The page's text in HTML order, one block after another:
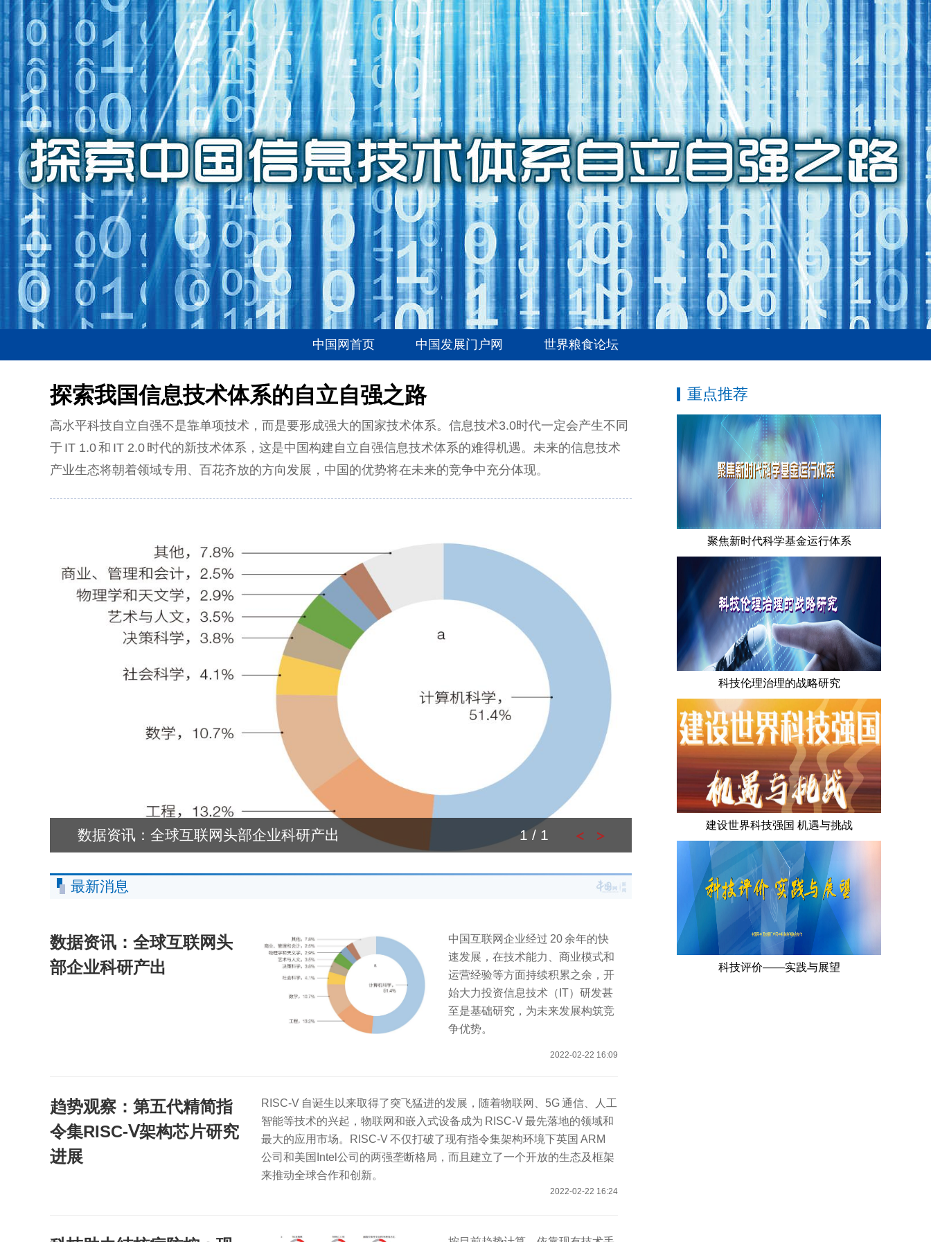
中国网首页 中国发展门户网 世界粮食论坛
探索我国信息技术体系的自立自强之路
高水平科技自立自强不是靠单项技术，而是要形成强大的国家技术体系。信息技术3.0时代一定会产生不同
于 IT 1.0 和 IT 2.0 时代的新技术体系，这是中国构建自立自强信息技术体系的难得机遇。未来的信息技术
产业生态将朝着领域专用、百花齐放的方向发展，中国的优势将在未来的竞争中充分体现。
数据资讯：全球互联网头部企业科研产出 1 / 1
最新消息
数据资讯：全球互联网头
部企业科研产出
中国互联网企业经过 20 余年的快
速发展，在技术能力、商业模式和
运营经验等方面持续积累之余，开
始大力投资信息技术（IT）研发甚
至是基础研究，为未来发展构筑竞
争优势。
2022-02-22 16:09
趋势观察：第五代精简指
令集RISC-Ⅴ架构芯片研究
进展
RISC-V 自诞生以来取得了突飞猛进的发展，随着物联网、5G 通信、人工
智能等技术的兴起，物联网和嵌入式设备成为 RISC-V 最先落地的领域和
最大的应用市场。RISC-V 不仅打破了现有指令集架构环境下英国 ARM
公司和美国Intel公司的两强垄断格局，而且建立了一个开放的生态及框架
来推动全球合作和创新。
2022-02-22 16:24
重点推荐
聚焦新时代科学基金运行体系
科技伦理治理的战略研究
建设世界科技强国 机遇与挑战
科技评价——实践与展望